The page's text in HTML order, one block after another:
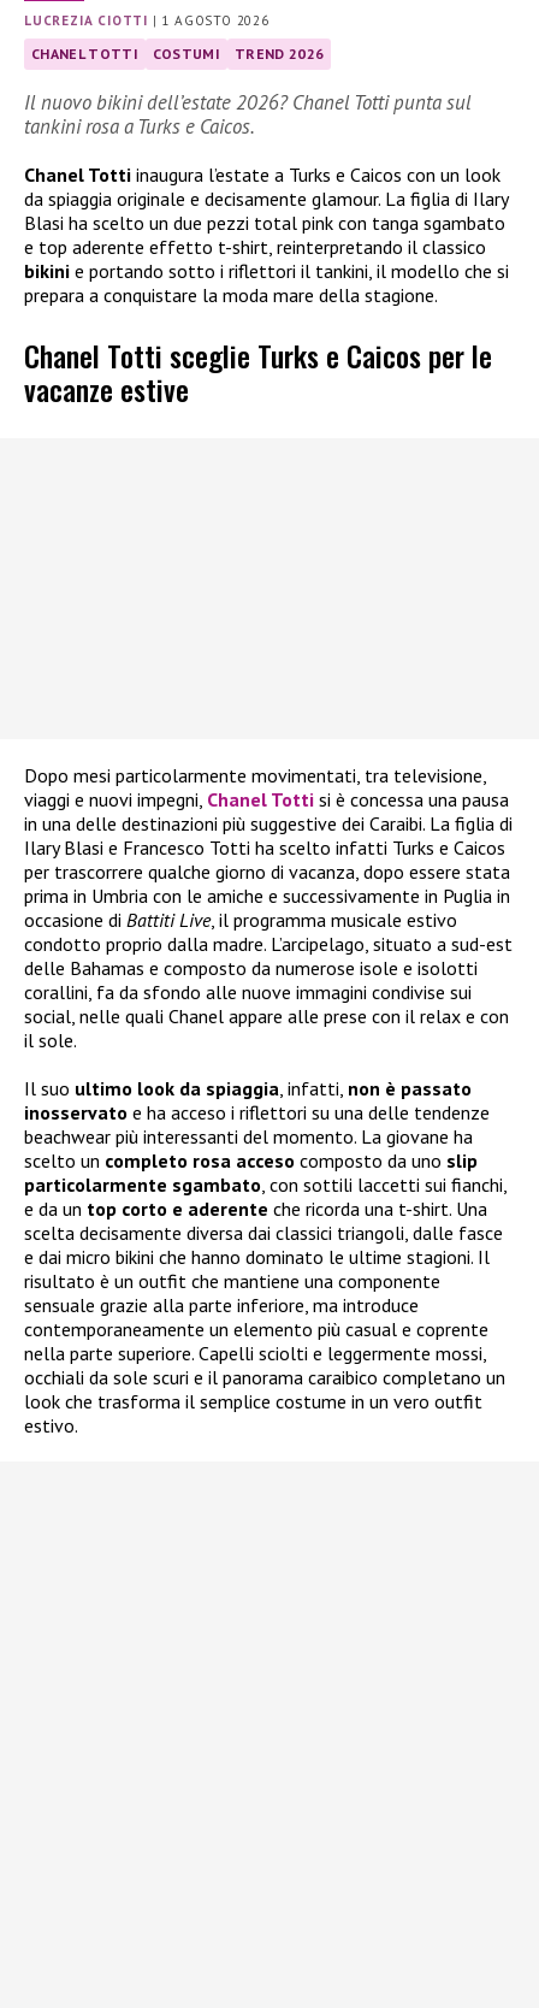
LUCREZIA CIOTTI | 1 AGOSTO 2026
CHANEL TOTTI COSTUMI TREND 2026
Il nuovo bikini dell’estate 2026? Chanel Totti punta sul
tankini rosa a Turks e Caicos.
Chanel Totti inaugura l’estate a Turks e Caicos con un look
da spiaggia originale e decisamente glamour. La figlia di Ilary
Blasi ha scelto un due pezzi total pink con tanga sgambato
e top aderente effetto t-shirt, reinterpretando il classico
bikini e portando sotto i riflettori il tankini, il modello che si
prepara a conquistare la moda mare della stagione.
Chanel Totti sceglie Turks e Caicos per le
vacanze estive
Dopo mesi particolarmente movimentati, tra televisione,
viaggi e nuovi impegni, Chanel Totti si è concessa una pausa
in una delle destinazioni più suggestive dei Caraibi. La figlia di
Ilary Blasi e Francesco Totti ha scelto infatti Turks e Caicos
per trascorrere qualche giorno di vacanza, dopo essere stata
prima in Umbria con le amiche e successivamente in Puglia in
occasione di Battiti Live, il programma musicale estivo
condotto proprio dalla madre. L’arcipelago, situato a sud-est
delle Bahamas e composto da numerose isole e isolotti
corallini, fa da sfondo alle nuove immagini condivise sui
social, nelle quali Chanel appare alle prese con il relax e con
il sole.
Il suo ultimo look da spiaggia , infatti, non è passato
inosservato e ha acceso i riflettori su una delle tendenze
beachwear più interessanti del momento. La giovane ha
scelto un completo rosa acceso composto da uno slip
particolarmente sgambato , con sottili laccetti sui fianchi,
e da un top corto e aderente che ricorda una t-shirt. Una
scelta decisamente diversa dai classici triangoli, dalle fasce
e dai micro bikini che hanno dominato le ultime stagioni. Il
risultato è un outfit che mantiene una componente
sensuale grazie alla parte inferiore, ma introduce
contemporaneamente un elemento più casual e coprente
nella parte superiore. Capelli sciolti e leggermente mossi,
occhiali da sole scuri e il panorama caraibico completano un
look che trasforma il semplice costume in un vero outfit
estivo.